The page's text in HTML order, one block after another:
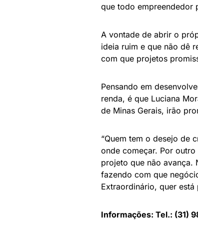
que todo empreendedor
A vontade de abrir o
ideia ruim e que não dê
com que projetos
Pensando em
renda, é que Luciana
de Minas Gerais, irão
“Quem tem o desejo de
onde começar. Por
projeto que não avança.
fazendo com que
Extraordinário, quer
Informações: Tel.: (31)